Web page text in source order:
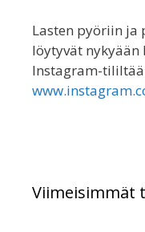
Lasten pyöriin
löytyvät
Instagram-
Viimeisimmät